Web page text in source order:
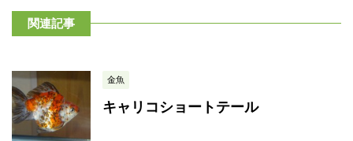
関連記事
金魚
キャリコショートテール